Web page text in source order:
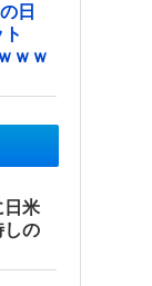
日
ｗｗ
日米
しの